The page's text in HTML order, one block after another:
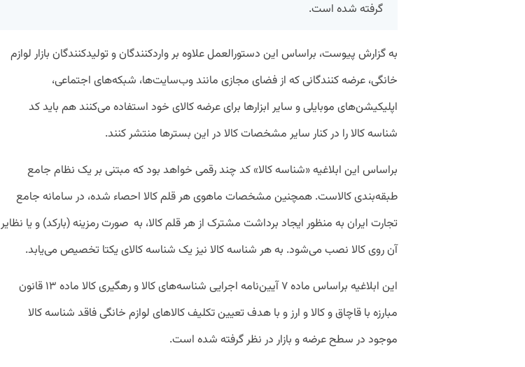
گرفته شده است.
به گزارش پیوست، براساس این دستورالعمل علاوه بر واردکنندگان و تولید‌کنندگان بازار لوازم
خانگی،عرضه کنندگانی که از فضای مجازی مانند وب‌سایت‌ها، شبکه‌های اجتماعی،
اپلیکیشن‌های موبایلی و سایر ابزارها برای عرضه کالای خود استفاده می‌کنند هم باید کد
شناسه کالا را در کنار سایر مشخصات کالا در این بسترها منتشر کنند.
براساس این ابلاغیه «شناسه کالا» کد چند رقمی خواهد بود که مبتنی بر یک نظام جامع
طبقه‌بندی کالاست. همچنین مشخصات ماهوی هر قلم کالا احصاء شده، در سامانه جامع
تجارت ایران به منظور ایجاد برداشت مشترک از هر قلم کالا، به صورت رمزینه (بارکد) و یا نظایر
آن روی کالا نصب می‌شود. به هر شناسه کالا نیز یک شناسه کالای یکتا تخصیص می‌یابد.
این ابلاغیه براساس ماده ۷ آیین‌نامه اجرایی شناسه‌های کالا و رهگیری کالا ماده ۱۳ قانون
مبارزه با قاچاق و کالا و ارز و با هدف تعیین تکلیف کالاهای لوازم خانگی فاقد شناسه کالا
موجود در سطح عرضه و بازار در نظر گرفته شده است.